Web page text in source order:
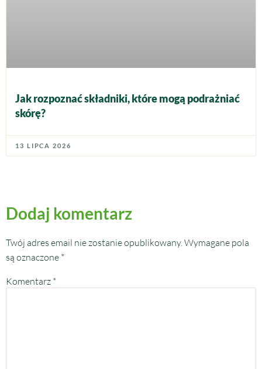
Jak rozpoznać składniki, które mogą podrażniać
skórę?
13 LIPCA 2026
Dodaj komentarz
Twój adres email nie zostanie opublikowany. Wymagane pola
są oznaczone *
Komentarz *